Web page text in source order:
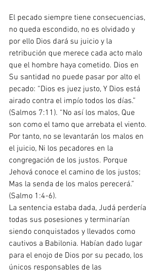
El pecado siempre tiene consecuencias,
no queda escondido, no es olvidado y
por ello Dios dará su juicio y la
retribución que merece cada acto malo
que el hombre haya cometido. Dios en
Su santidad no puede pasar por alto el
pecado: “Dios es juez justo, Y Dios está
airado contra el impío todos los días.”
(Salmos 7:11). “No así los malos, Que
son como el tamo que arrebata el viento.
Por tanto, no se levantarán los malos en
el juicio, Ni los pecadores en la
congregación de los justos. Porque
Jehová conoce el camino de los justos;
Mas la senda de los malos perecerá.”
(Salmo 1:4-6).
La sentencia estaba dada, Judá perdería
todas sus posesiones y terminarían
siendo conquistados y llevados como
cautivos a Babilonia. Habían dado lugar
para el enojo de Dios por su pecado, los
únicos responsables de las